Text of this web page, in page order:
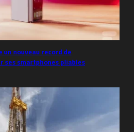
nouveau record de
ses smartphones pliables